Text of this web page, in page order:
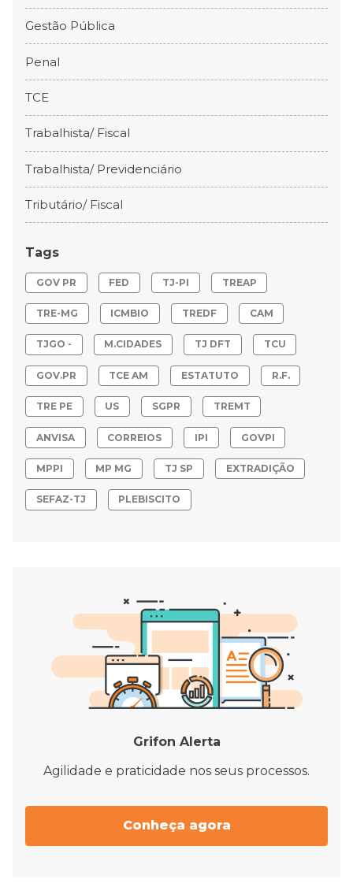
Gestão Pública
Penal
TCE
Trabalhista/ Fiscal
Trabalhista/ Previdenciário
Tributário/ Fiscal
Tags
GOV PR FED TJ-PI TREAP
TRE-MG ICMBIO TREDF CAM
TJGO - M.CIDADES TJ DFT TCU
GOV.PR TCE AM ESTATUTO R.F.
TRE PE US SGPR TREMT
ANVISA CORREIOS IPI GOVPI
MPPI MP MG TJ SP EXTRADIÇÃO
SEFAZ-TJ PLEBISCITO
Grifon Alerta
Agilidade e praticidade nos seus processos.
Conheça agora